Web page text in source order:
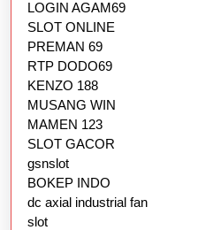
LOGIN AGAM69
SLOT ONLINE
PREMAN 69
RTP DODO69
KENZO 188
MUSANG WIN
MAMEN 123
SLOT GACOR
gsnslot
BOKEP INDO
dc axial industrial fan
slot